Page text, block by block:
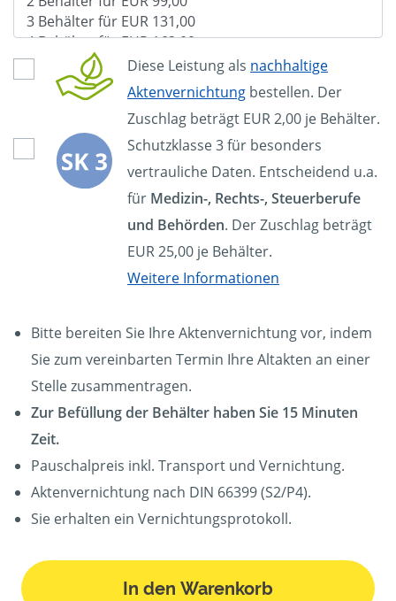
Diese Leistung als nachhaltige
Aktenvernichtung bestellen. Der
Zuschlag beträgt EUR 2,00 je Behälter.
Schutzklasse 3 für besonders
vertrauliche Daten. Entscheidend u.a.
für Medizin-, Rechts-, Steuerberufe
und Behörden. Der Zuschlag beträgt
EUR 25,00 je Behälter.
Weitere Informationen
Bitte bereiten Sie Ihre Aktenvernichtung vor, indem
Sie zum vereinbarten Termin Ihre Altakten an einer
Stelle zusammentragen.
Zur Befüllung der Behälter haben Sie 15 Minuten
Zeit.
Pauschalpreis inkl. Transport und Vernichtung.
Aktenvernichtung nach DIN 66399 (S2/P4).
Sie erhalten ein Vernichtungsprotokoll.
In den Warenkorb